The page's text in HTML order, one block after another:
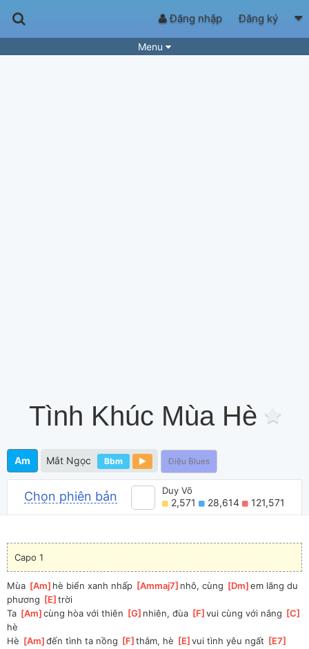
Đăng nhập Đăng ký
Menu
Tình Khúc Mùa Hè
Am Mắt Ngọc Bbm Điệu Blues
Chọn phiên bản Duy Võ
2,571 28,614 121,571
Capo 1
Mùa [Am ]hè biển xanh nhấp [Ammaj7 ]nhô, cùng [Dm ]
em lãng du
phương [E ]trời
Ta [Am ]
cùng hòa với thiên [G ]nhiên, đùa [F ]
vui cùng với nắng [C
hè
Hè [Am ]
đến tình ta nồng [F ]thắm, hè [E ]
vui tình yêu ngất [E7